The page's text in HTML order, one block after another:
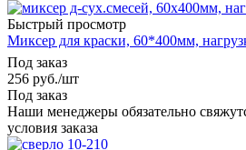
Быстрый просмотр
Миксер для краски, 60*400мм,
Под заказ
256 руб./шт
Под заказ
Наши менеджеры обязательно
условия заказа